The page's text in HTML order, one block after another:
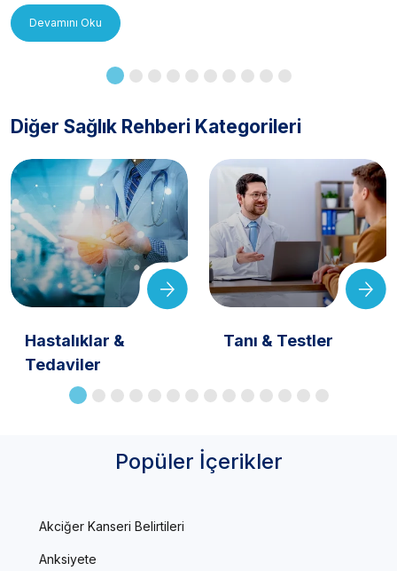
Devamını Oku
Diğer Sağlık Rehberi Kategorileri
Hastalıklar &
Tedaviler
Tanı & Testler
Popüler İçerikler
Akciğer Kanseri Belirtileri
Anksiyete